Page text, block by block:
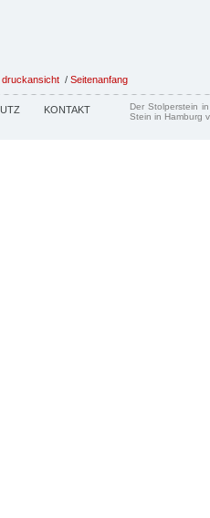
druckansicht / Seitenanfang
KONTAKT
Der Stolperstein
Stein in Hamburg